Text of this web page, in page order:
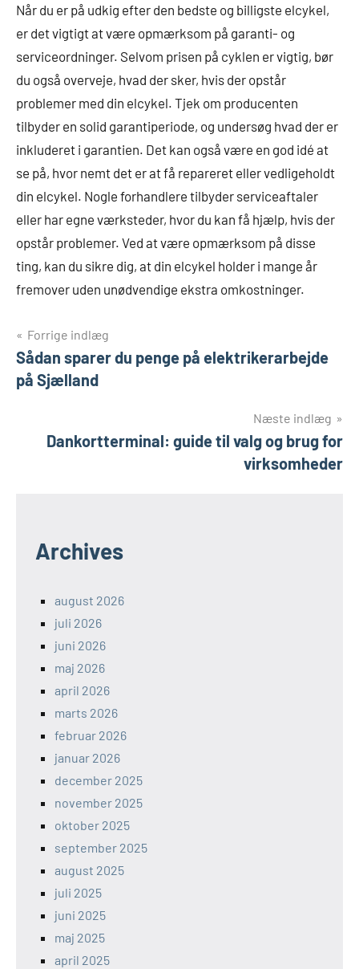
Når du er på udkig efter den bedste og billigste elcykel,
er det vigtigt at være opmærksom på garanti- og
serviceordninger. Selvom prisen på cyklen er vigtig, bør
du også overveje, hvad der sker, hvis der opstår
problemer med din elcykel. Tjek om producenten
tilbyder en solid garantiperiode, og undersøg hvad der er
inkluderet i garantien. Det kan også være en god idé at
se på, hvor nemt det er at få repareret eller vedligeholdt
din elcykel. Nogle forhandlere tilbyder serviceaftaler
eller har egne værksteder, hvor du kan få hjælp, hvis der
opstår problemer. Ved at være opmærksom på disse
ting, kan du sikre dig, at din elcykel holder i mange år
fremover uden unødvendige ekstra omkostninger.
Indlægsnavigation
Forrige indlæg
Sådan sparer du penge på elektrikerarbejde
på Sjælland
Næste indlæg
Dankortterminal: guide til valg og brug for
virksomheder
Archives
august 2026
juli 2026
juni 2026
maj 2026
april 2026
marts 2026
februar 2026
januar 2026
december 2025
november 2025
oktober 2025
september 2025
august 2025
juli 2025
juni 2025
maj 2025
april 2025